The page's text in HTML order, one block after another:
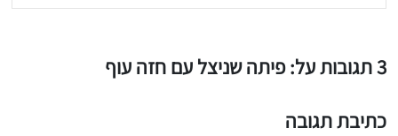
הכנתם מתכון שלי? חפשו "Shahar_Hen_Hayokra" באינסטגרם עקבו אחריי עוד היום ותעלו את המתכון שהכנתם לסטורי ואני
3 תגובות על: פיתה שניצל עם חזה עוף
כתיבת תגובה